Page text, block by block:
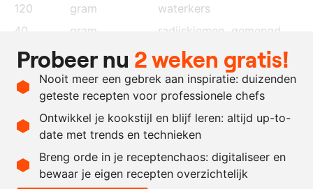
120 gram
waterkers
40
gram
radijskiemen, gemengd
20
gram
Oost-Indische
kersblaadjes
naar
vinaigrette
Recept omrekenen
- +
Probeer nu 2 weken gratis!
Nooit meer een gebrek aan inspiratie: duizenden
geteste recepten voor professionele chefs
Ontwikkel je kookstijl en blijf leren: altijd up-to-
date met trends en technieken
Breng orde in je receptenchaos: digitaliseer en
bewaar je eigen recepten overzichtelijk